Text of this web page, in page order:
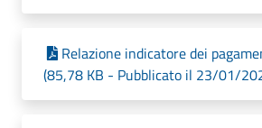
Relazione indicatore dei
(85,78 KB - Pubblicato il 23/01/